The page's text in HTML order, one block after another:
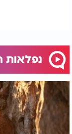
נפלאות